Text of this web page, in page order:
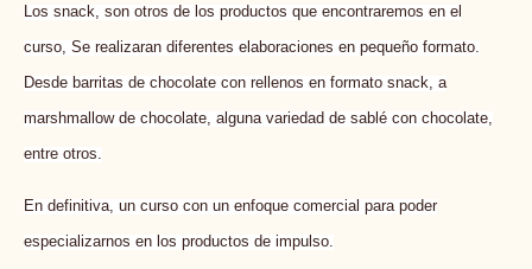
Los snack, son otros de los productos que encontraremos en el
curso, Se realizaran diferentes elaboraciones en pequeño formato.
Desde barritas de chocolate con rellenos en formato snack, a
marshmallow de chocolate, alguna variedad de sablé con chocolate,
entre otros.
En definitiva, un curso con un enfoque comercial para poder
especializarnos en los productos de impulso.